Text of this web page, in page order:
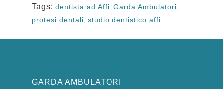
Tags: dentista ad Affi Garda Ambulatori
protesi dentali studio dentistico affi
GARDA AMBULATORI